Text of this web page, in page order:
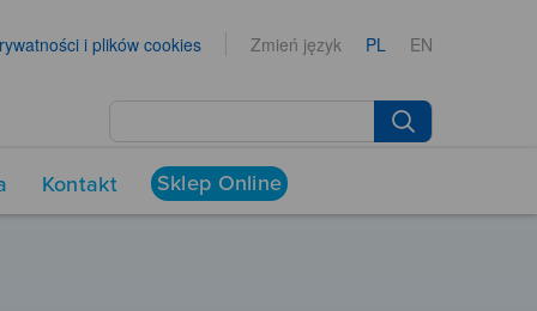
i plików cookies Zmień język PL EN
Kontakt Sklep Online